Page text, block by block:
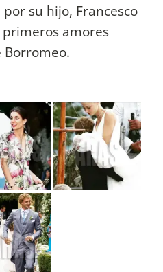
su hijo, Francesco
amores
Borromeo.